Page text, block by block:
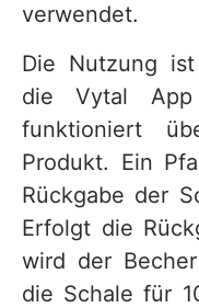
verwendet.
Die Nutzung
die Vytal App
funktioniert
Produkt. Ein
Rückgabe der
Erfolgt die
wird der
die Schale für